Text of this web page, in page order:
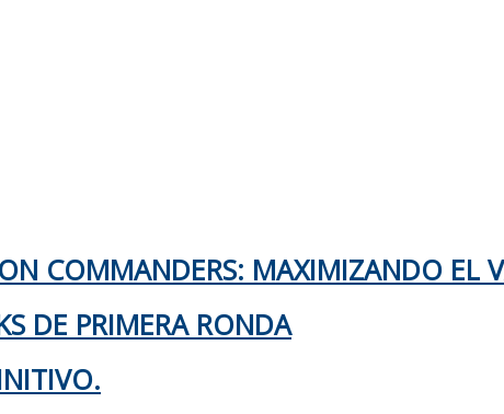
COMMANDERS: MAXIMIZANDO EL
DE PRIMERA RONDA